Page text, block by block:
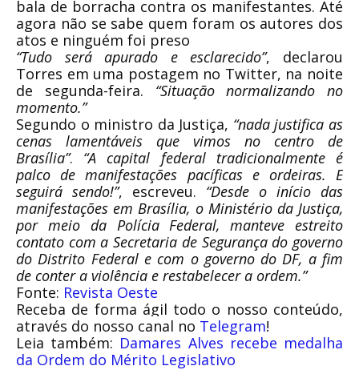
bala de borracha contra os manifestantes. Até
agora não se sabe quem foram os autores dos
atos e ninguém foi preso
“Tudo será apurado e esclarecido”, declarou
Torres em uma postagem no Twitter, na noite
de segunda-feira. “Situação normalizando no
momento.”
Segundo o ministro da Justiça, “nada justifica as
cenas lamentáveis que vimos no centro de
Brasília”. “A capital federal tradicionalmente é
palco de manifestações pacíficas e ordeiras. E
seguirá sendo!”, escreveu. “Desde o início das
manifestações em Brasília, o Ministério da Justiça,
por meio da Polícia Federal, manteve estreito
contato com a Secretaria de Segurança do governo
do Distrito Federal e com o governo do DF, a fim
de conter a violência e restabelecer a ordem.”
Fonte: Revista Oeste
Receba de forma ágil todo o nosso conteúdo,
através do nosso canal no Telegram!
Leia também: Damares Alves recebe medalha
da Ordem do Mérito Legislativo